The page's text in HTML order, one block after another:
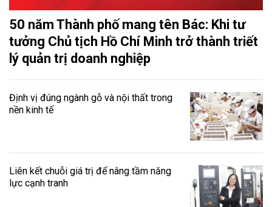
50 năm Thành phố mang tên Bác: Khi tư
tưởng Chủ tịch Hồ Chí Minh trở thành triết
lý quản trị doanh nghiệp
Định vị đúng ngành gỗ và nội thất trong
nền kinh tế
Liên kết chuỗi giá trị để nâng tầm năng
lực cạnh tranh